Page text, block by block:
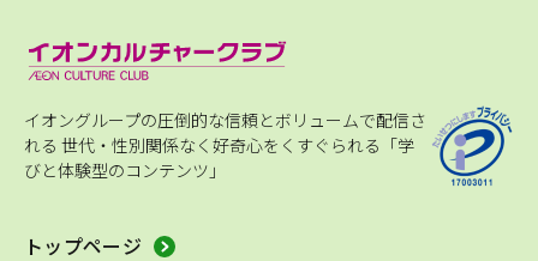
イオングループの圧倒的な信頼とボリュームで配信さ
れる 世代・性別関係なく好奇心をくすぐられる「学
びと体験型のコンテンツ」
トップページ